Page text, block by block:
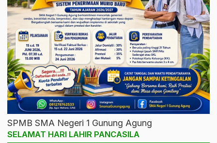
SPMB SMA Negeri 1 Gunung Agung
SELAMAT HARI LAHIR PANCASILA